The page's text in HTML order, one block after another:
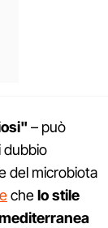
– può
dubbio
del microbiota
chelo stile